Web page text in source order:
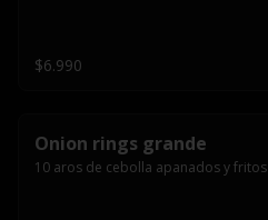
$6.990
Onion rings grande
10 aros de cebolla apanados y fritos